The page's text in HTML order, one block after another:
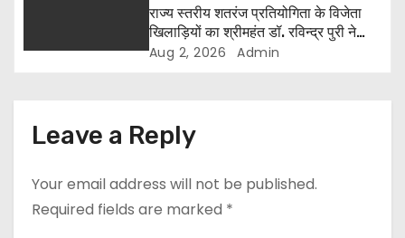
राज्य स्तरीय शतरंज प्रतियोगिता के विजेता
खिलाड़ियों का श्रीमहंत डॉ. रविन्द्र पुरी ने
किया सम्मान
Aug 2, 2026 Admin
Leave a Reply
Your email address will not be published.
Required fields are marked *